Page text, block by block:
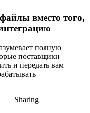
вместо того,
полную
поставщики
и передать вам
Sharing